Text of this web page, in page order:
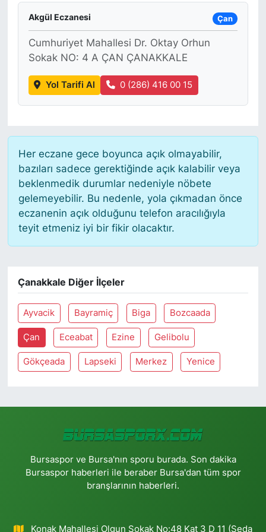
Akgül Eczanesi Çan
Cumhuriyet Mahallesi Dr. Oktay Orhun
Sokak NO: 4 A ÇAN ÇANAKKALE
Yol Tarifi Al 0 (286) 416 00 15
Her eczane gece boyunca açık olmayabilir,
bazıları sadece gerektiğinde açık kalabilir veya
beklenmedik durumlar nedeniyle nöbete
gelemeyebilir. Bu nedenle, yola çıkmadan önce
eczanenin açık olduğunu telefon aracılığıyla
teyit etmeniz iyi bir fikir olacaktır.
Çanakkale Diğer İlçeler
Ayvacik Bayramiç Biga Bozcaada
Çan Eceabat Ezine Gelibolu
Gökçeada Lapseki Merkez Yenice
Bursaspor ve Bursa'nın sporu burada. Son dakika
Bursaspor haberleri ile beraber Bursa'dan tüm spor
branşlarının haberleri.
Konak Mahallesi Olgun Sokak No:48 Kat 3 D 11 (Seda